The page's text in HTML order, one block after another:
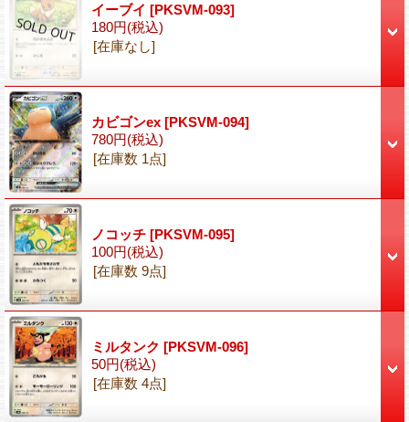
イーブイ [PKSVM-093]
180円(税込)
[在庫なし]
カビゴンex [PKSVM-094]
780円(税込)
[在庫数 1点]
ノコッチ [PKSVM-095]
100円(税込)
[在庫数 9点]
ミルタンク [PKSVM-096]
50円(税込)
[在庫数 4点]